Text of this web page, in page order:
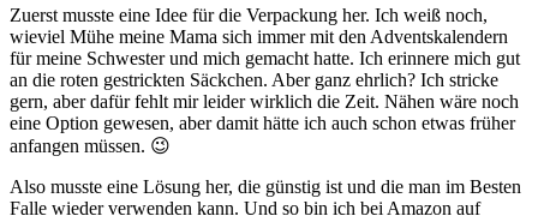
Zuerst musste eine Idee für die Verpackung her. Ich weiß noch,
wieviel Mühe meine Mama sich immer mit den Adventskalendern
für meine Schwester und mich gemacht hatte. Ich erinnere mich gut
an die roten gestrickten Säckchen. Aber ganz ehrlich? Ich stricke
gern, aber dafür fehlt mir leider wirklich die Zeit. Nähen wäre noch
eine Option gewesen, aber damit hätte ich auch schon etwas früher
anfangen müssen. 😉
Also musste eine Lösung her, die günstig ist und die man im Besten
Falle wieder verwenden kann. Und so bin ich bei Amazon auf